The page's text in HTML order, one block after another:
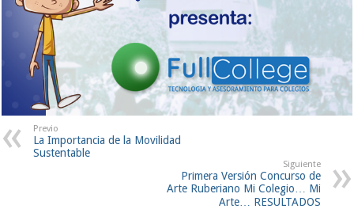
Previo
La Importancia de la Movilidad
Sustentable
Siguiente
Primera Versión Concurso de
Arte Ruberiano Mi Colegio… Mi
Arte… RESULTADOS